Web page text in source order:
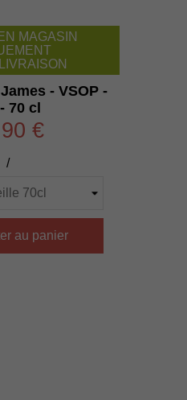
MAGASIN
- VSOP -
70 cl
€
/
au panier